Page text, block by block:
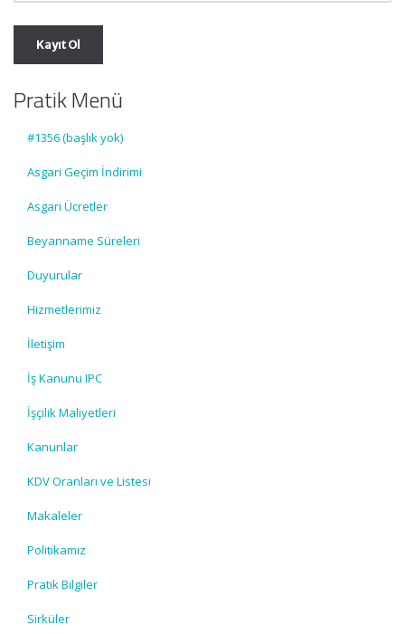
Pratik Menü
#1356 (başlık yok)
Asgari Geçim İndirimi
Asgari Ücretler
Beyanname Süreleri
Duyurular
Hizmetlerimiz
İletişim
İş Kanunu IPC
İşçilik Maliyetleri
Kanunlar
KDV Oranları ve Listesi
Makaleler
Politikamız
Pratik Bilgiler
Sirküler